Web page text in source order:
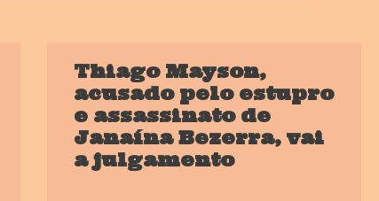
Thiago Mayson,
acusado pelo estupro
e assassinato de
Janaína Bezerra, vai
a julgamento